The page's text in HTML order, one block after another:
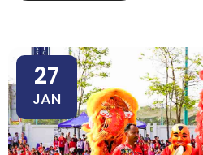
27
JAN